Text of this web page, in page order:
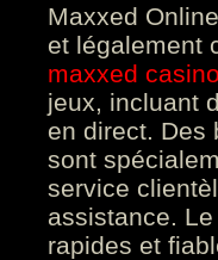
Maxxed
et légalement
maxxed
jeux, incluant
en direct. Des
sont
service
assistance.
rapides et